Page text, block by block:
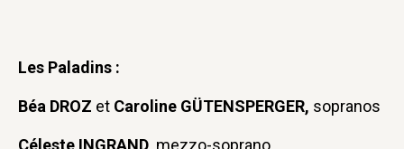
Les Paladins :
Béa DROZ et Caroline GÜTENSPERGER, sopranos
Céleste INGRAND, mezzo-soprano